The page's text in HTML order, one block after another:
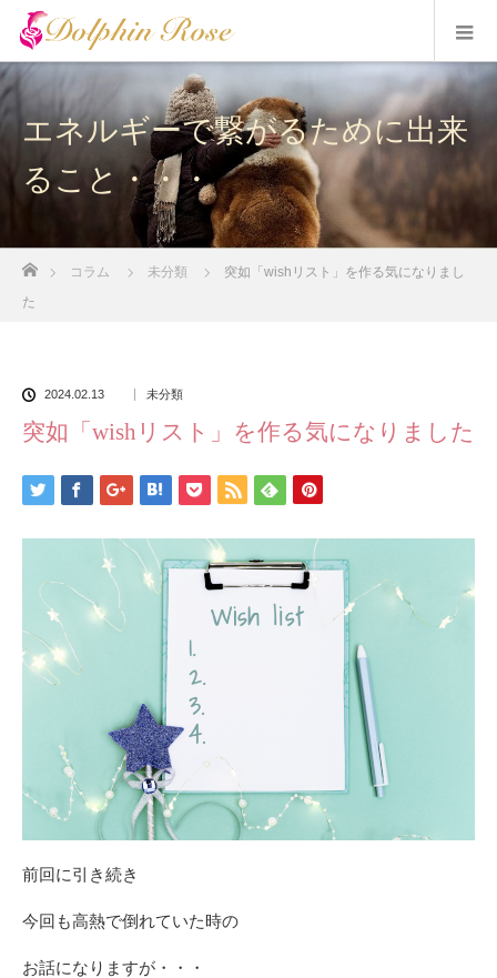
エネルギーで繋がるために出来
ること・・・
コラム 未分類
突如「wishリスト」を作る気になりまし
た
2024.02.13 未分類
突如「wishリスト」を作る気になりました
前回に引き続き
今回も高熱で倒れていた時の
お話になりますが・・・